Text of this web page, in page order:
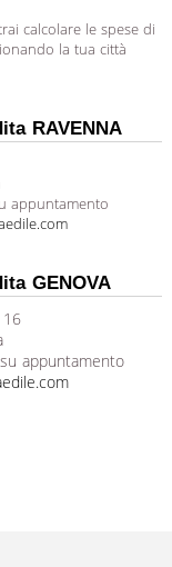
calcolare le spese di
la tua città
RAVENNA
appuntamento
GENOVA
16
appuntamento